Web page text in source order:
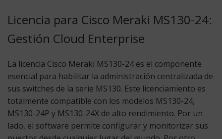
Licencia para Cisco Meraki MS130-24:
Gestión Cloud Enterprise
La licencia Cisco Meraki MS130-24es el componente
esencial para habilitar la administración centralizada de
sus switches de la serie MS130. Este licenciamiento es
totalmente compatible con los modelos MS130-24,
MS130-24P y MS130-24X de alto rendimiento. Por un
lado, el software permite configurar y monitorizar sus